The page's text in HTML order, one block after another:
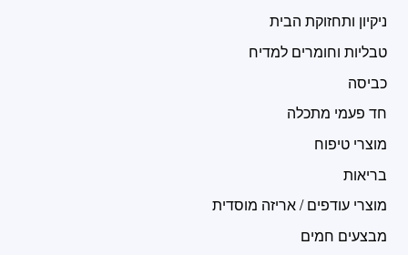
ניקיון ותחזוקת הבית
טבליות וחומרים למדיח
כביסה
חד פעמי מתכלה
מוצרי טיפוח
בריאות
מוצרי עודפים / אריזה מוסדית
מבצעים חמים